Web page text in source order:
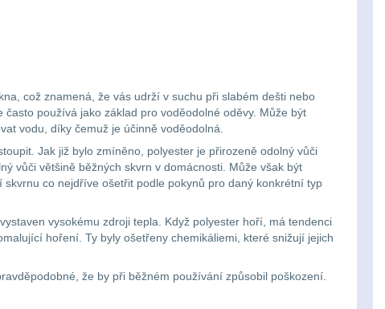
což znamená, že vás udrží v suchu při slabém dešti nebo
používá jako základ pro voděodolné oděvy. Může být
vodu, díky čemuž je účinně voděodolná.
Jak již bylo zmíněno, polyester je přirozeně odolný vůči
vůči většině běžných skvrn v domácnosti. Může však být
co nejdříve ošetřit podle pokynů pro daný konkrétní typ
vysokému zdroji tepla. Když polyester hoří, má tendenci
hoření. Ty byly ošetřeny chemikáliemi, které snižují jejich
že by při běžném používání způsobil poškození.